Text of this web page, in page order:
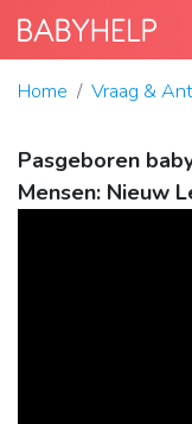
Home Vraag &
Pasgeboren
Mensen: Nieuw